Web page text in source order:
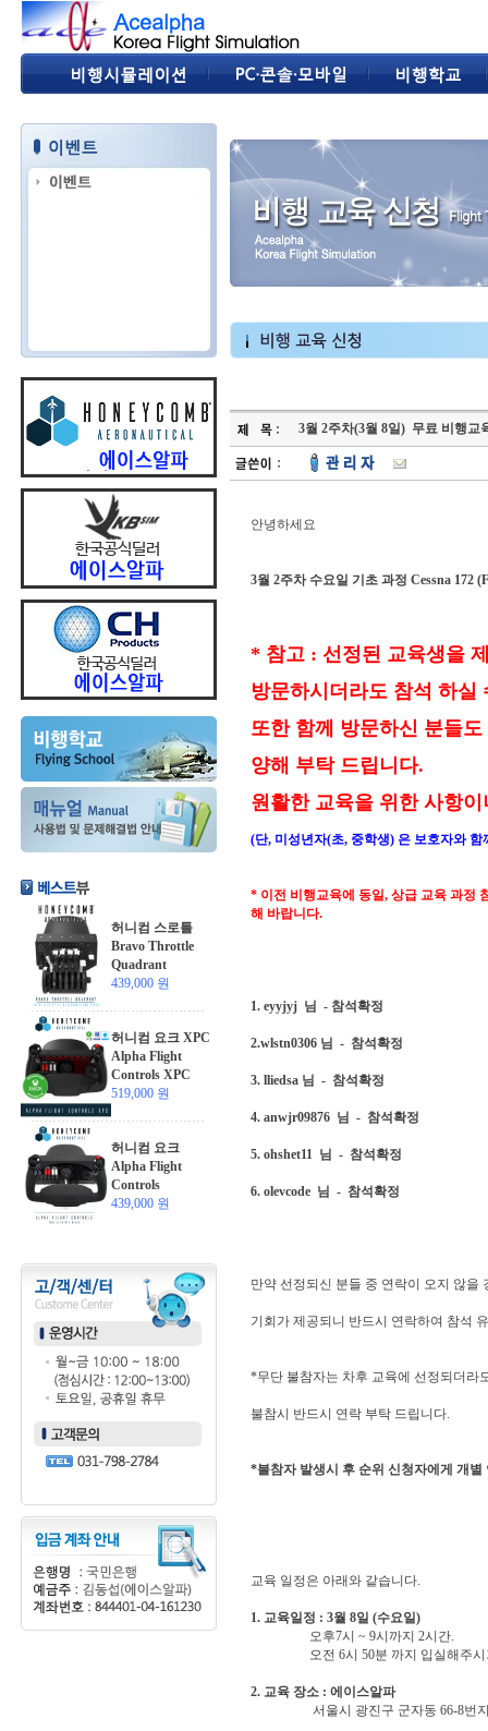
허니컴 스로틀
Bravo Throttle
Quadrant
439,000 원
허니컴 요크 XPC
Alpha Flight
Controls XPC
519,000 원
허니컴 요크
Alpha Flight
Controls
439,000 원
3월 2주차(3월 8일) 무료 비행교
안녕하세요
3월 2주차 수요일 기초 과정 Cessna 172
* 참고 : 선정된 교육생을
방문하시더라도 참석 하실
또한 함께 방문하신 분들
양해 부탁 드립니다.
원활한 교육을 위한 사항
(단, 미성년자(초, 중학생) 은 보호자와
* 이전 비행교육에 동일, 상급 교육 과정
해 바랍니다.
1. eyyjyj 님 - 참석확정
2.wlstn0306 님 - 참석확정
3. lliedsa 님 - 참석확정
4. anwjr09876 님 - 참석확정
5. ohshet11 님 - 참석확정
6. olevcode 님 - 참석확정
만약 선정되신 분들 중 연락이 오지 않을
기회가 제공되니 반드시 연락하여 참석
*무단 불참자는 차후 교육에 선정되더라
불참시 반드시 연락 부탁 드립니다.
*불참자 발생시 후 순위 신청자에게 개별
교육 일정은 아래와 같습니다.
1. 교육일정 : 3월 8일 (수요일)
오후7시 ~ 9시까지 2시간.
오전 6시 50분 까지 입실해주시
2. 교육 장소 : 에이스알파
서울시 광진구 군자동 66-8번지 대